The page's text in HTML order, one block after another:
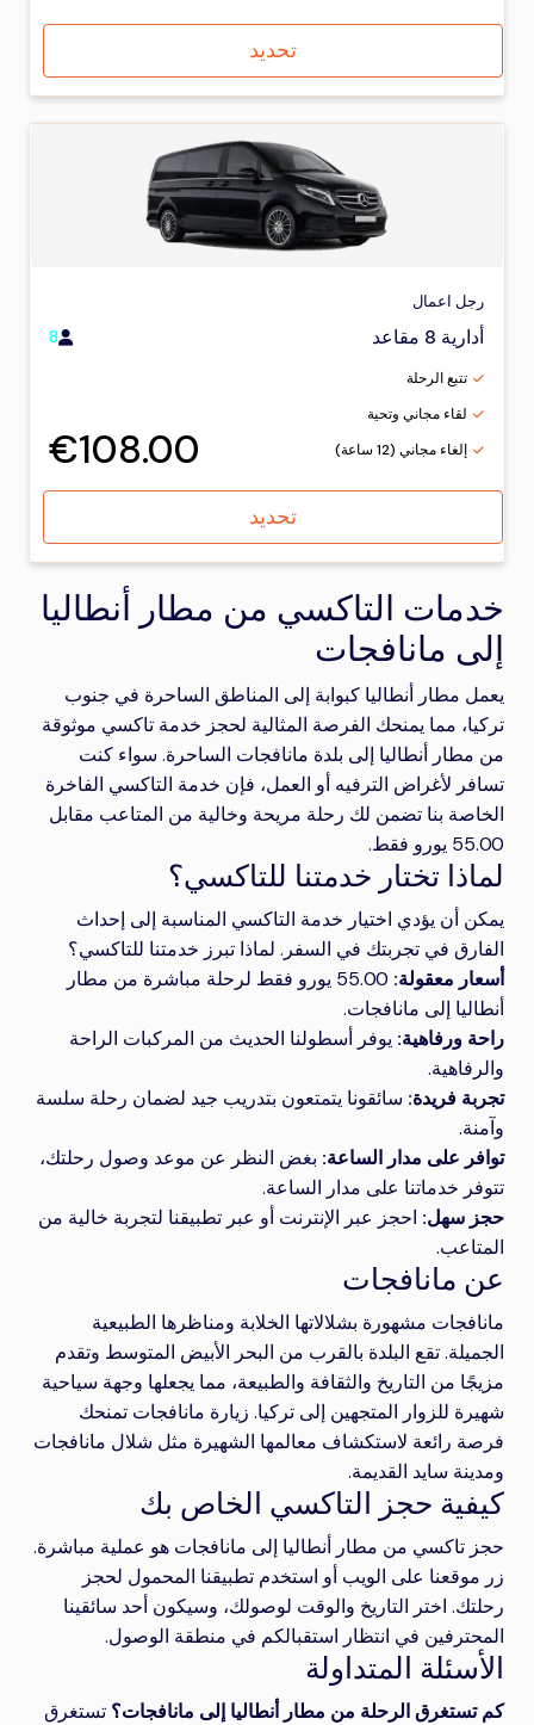
تحديد
رجل اعمال
أدارية 8 مقاعد 8
تتبع الرحلة
لقاء مجاني وتحية
إلغاء مجاني (12 ساعة)
€108.00
تحديد
خدمات التاكسي من مطار أنطاليا
إلى مانافجات
يعمل مطار أنطاليا كبوابة إلى المناطق الساحرة في جنوب
تركيا، مما يمنحك الفرصة المثالية لحجز خدمة تاكسي موثوقة
من مطار أنطاليا إلى بلدة مانافجات الساحرة. سواء كنت
تسافر لأغراض الترفيه أو العمل، فإن خدمة التاكسي الفاخرة
الخاصة بنا تضمن لك رحلة مريحة وخالية من المتاعب مقابل
55.00 يورو فقط.
لماذا تختار خدمتنا للتاكسي؟
يمكن أن يؤدي اختيار خدمة التاكسي المناسبة إلى إحداث
الفارق في تجربتك في السفر. لماذا تبرز خدمتنا للتاكسي؟
أسعار معقولة:
55.00 يورو فقط لرحلة مباشرة من مطار
أنطاليا إلى مانافجات.
راحة ورفاهية: يوفر أسطولنا الحديث من المركبات الراحة
والرفاهية.
تجربة فريدة: سائقونا يتمتعون بتدريب جيد لضمان رحلة سلسة
وآمنة.
توافر على مدار الساعة: بغض النظر عن موعد وصول رحلتك،
تتوفر خدماتنا على مدار الساعة.
حجز سهل: احجز عبر الإنترنت أو عبر تطبيقنا لتجربة خالية من
المتاعب.
عن مانافجات
مانافجات مشهورة بشلالاتها الخلابة ومناظرها الطبيعية
الجميلة. تقع البلدة بالقرب من البحر الأبيض المتوسط وتقدم
مزيجًا من التاريخ والثقافة والطبيعة، مما يجعلها وجهة سياحية
شهيرة للزوار المتجهين إلى تركيا. زيارة مانافجات تمنحك
فرصة رائعة لاستكشاف معالمها الشهيرة مثل شلال مانافجات
ومدينة سايد القديمة.
كيفية حجز التاكسي الخاص بك
حجز تاكسي من مطار أنطاليا إلى مانافجات هو عملية مباشرة.
زر موقعنا على الويب أو استخدم تطبيقنا المحمول لحجز
رحلتك. اختر التاريخ والوقت لوصولك، وسيكون أحد سائقينا
المحترفين في انتظار استقبالكم في منطقة الوصول.
الأسئلة المتداولة
كم تستغرق الرحلة من مطار أنطاليا إلى مانافجات؟ تستغرق